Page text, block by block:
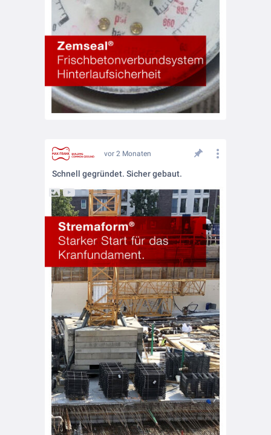
vor 2 Monaten
Schnell gegründet. Sicher gebaut.